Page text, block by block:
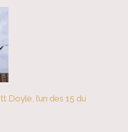
Doyle, l’un des 15 du